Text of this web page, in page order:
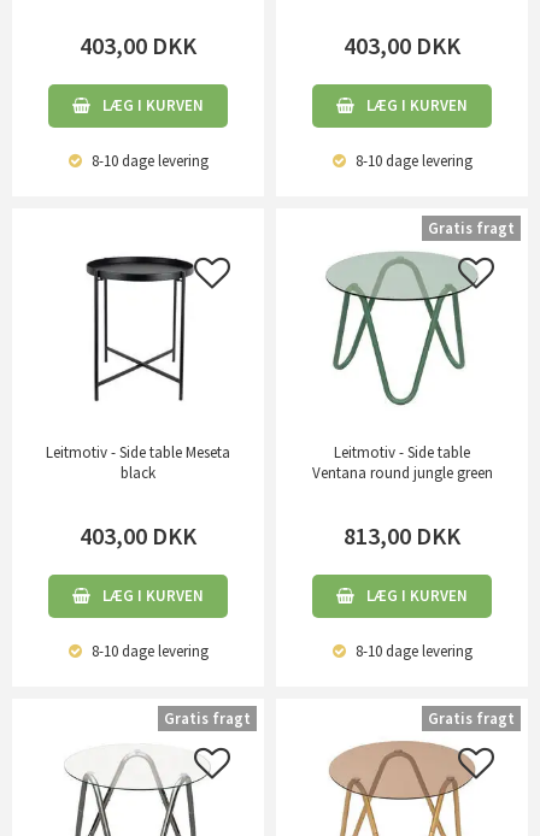
403,00 DKK
LÆG I KURVEN
8-10 dagelevering
403,00 DKK
LÆG I KURVEN
8-10 dagelevering
Leitmotiv - Side table Meseta
black
403,00 DKK
LÆG I KURVEN
8-10 dagelevering
Leitmotiv - Side table
Ventana round jungle green
813,00 DKK
LÆG I KURVEN
8-10 dagelevering
Gratis fragt
Gratis fragt Gratis fragt